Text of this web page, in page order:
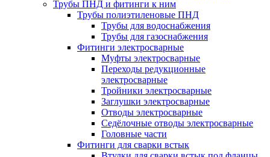
Трубы ПНД и фитинги к ним
Трубы полиэтиленовые ПНД
Трубы для водоснабжения
Трубы для газоснабжения
Фитинги электросварные
Муфты электросварные
Переходы редукционные
электросварные
Тройники электросварные
Заглушки электросварные
Отводы электросварные
Седёлочные отводы электросварные
Головные части
Фитинги для сварки встык